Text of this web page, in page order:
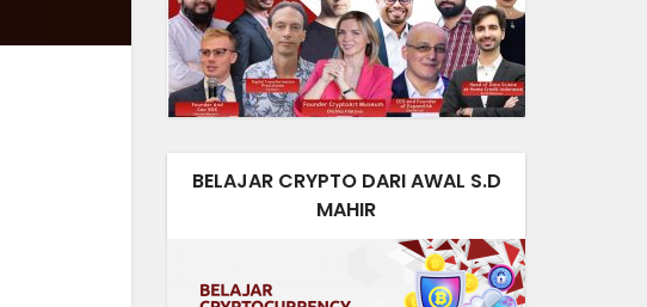
BELAJAR CRYPTO DARI AWAL S.D
MAHIR